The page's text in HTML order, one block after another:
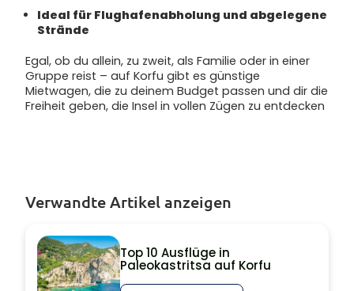
Verwandte Artikel anzeigen
Top 10 Ausflüge in
Paleokastritsa auf Korfu
Ideal für Flughafenabholung und abgelegene
Strände
Egal, ob du allein, zu zweit, als Familie oder in einer
Gruppe reist – auf Korfu gibt es günstige
Mietwagen, die zu deinem Budget passen und dir die
Freiheit geben, die Insel in vollen Zügen zu entdecken